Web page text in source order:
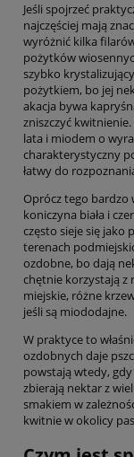
Jeśli spojrzeć
najczęściej mają
wyróżnić kilka
pożytków
szybko
pożytkiem, bo jej
akacja bywa
zniszczyć
lata i miodem o
charakterystyczny
łatwy do
Oprócz tego bardzo
koniczyna biała i
często sieje się jako
terenach
ozdobne, bo dają
chętnie korzystają z
miejskie, różne
jeśli są miododajne.
W praktyce to
ozdobnych daje
powstają wtedy,
zbierają nektar z
smakiem w
kwitnie w okolicy